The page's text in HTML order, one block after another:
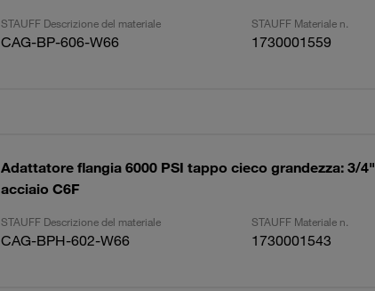
STAUFF Descrizione del materiale STAUFF Materiale n.
CAG-BP-606-W66 1730001559
Adattatore flangia 6000 PSI tappo cieco grandezza: 3/4"
acciaio C6F
STAUFF Descrizione del materiale STAUFF Materiale n.
CAG-BPH-602-W66 1730001543